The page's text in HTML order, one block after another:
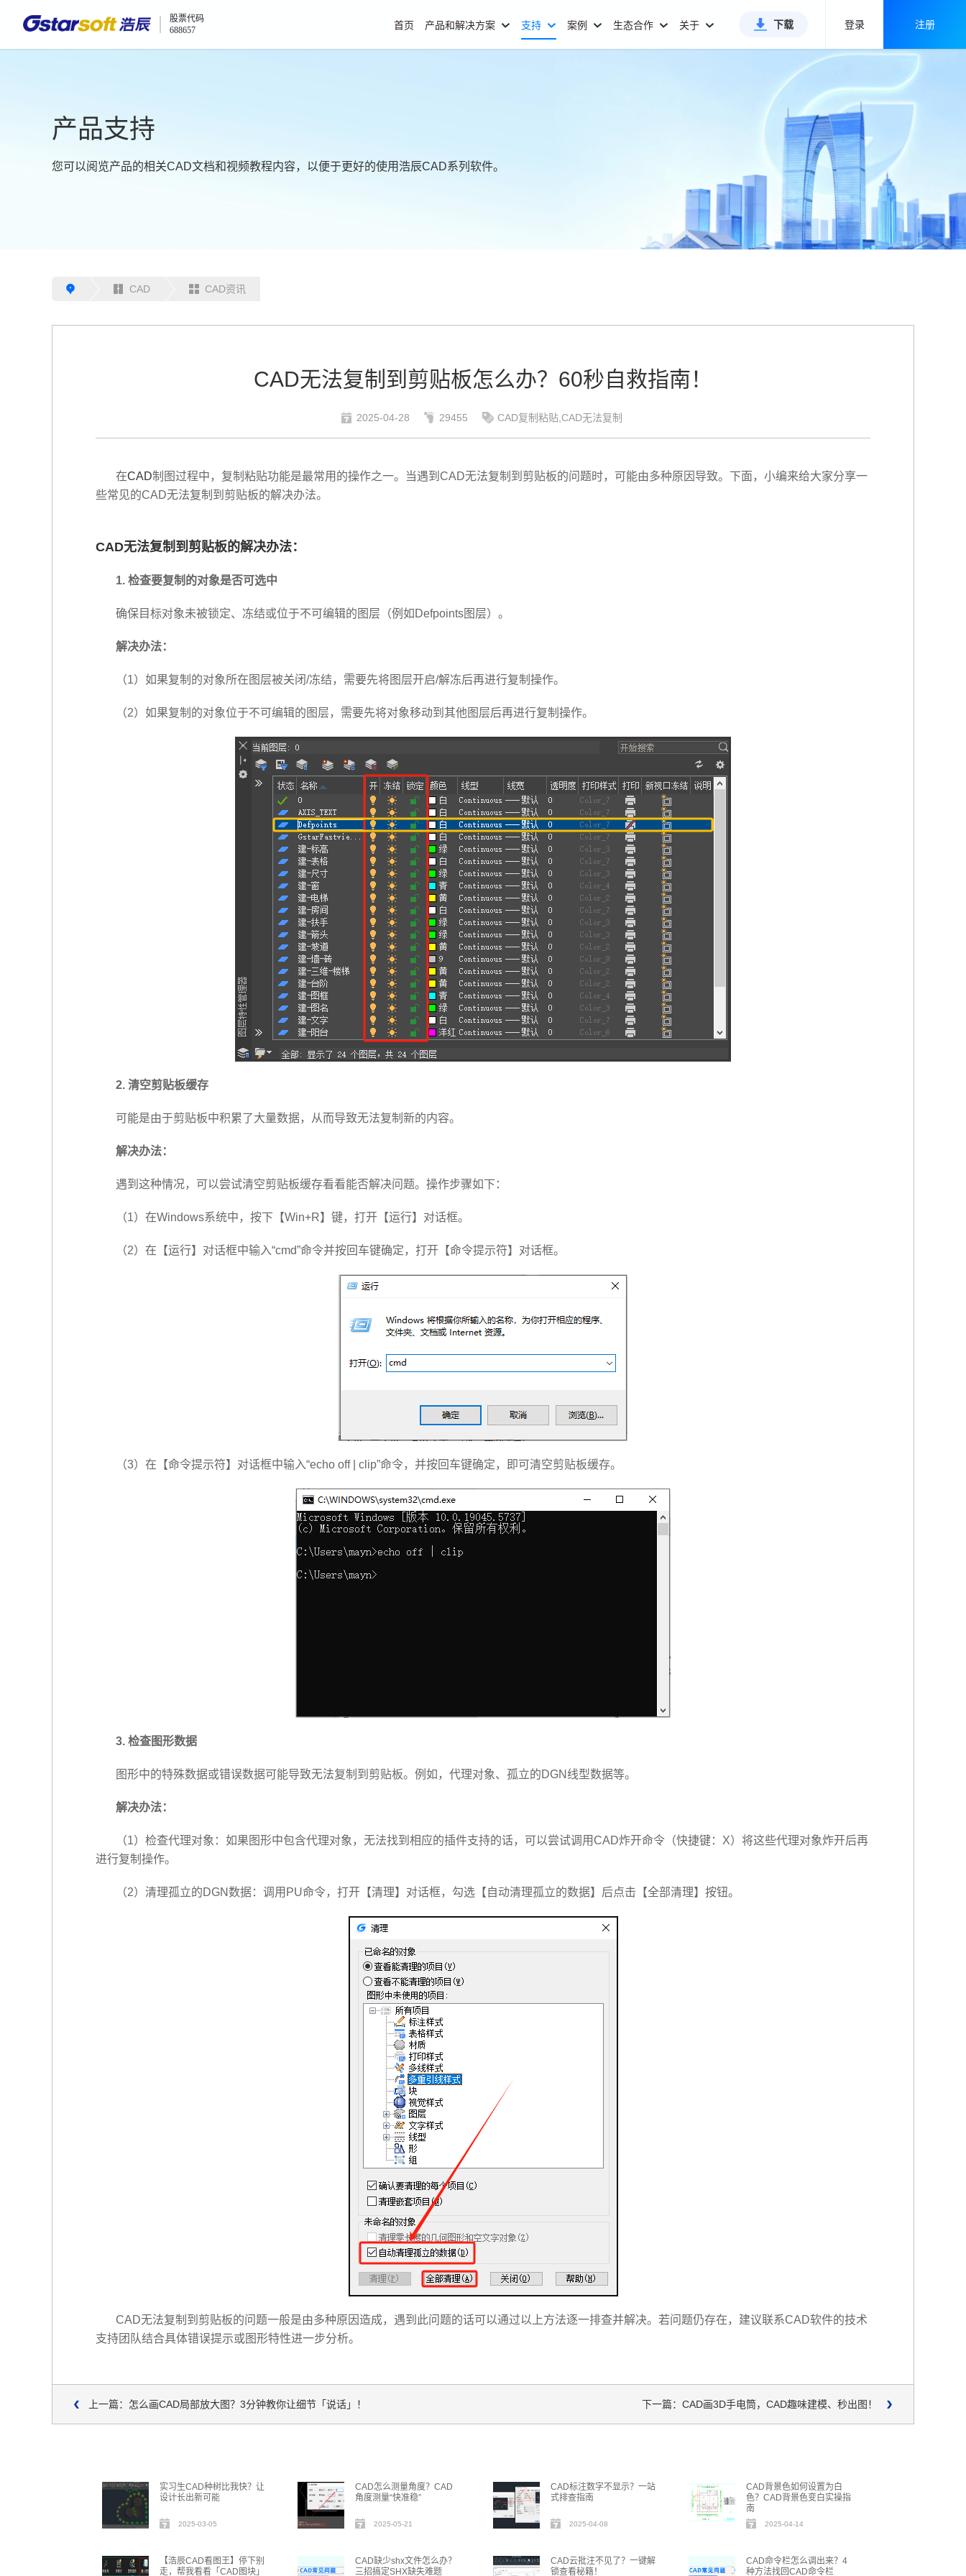
股票代码
688657
首页 产品和解决方案 支持 案例 生态合作 关于 下载 登录 注册
产品支持
您可以阅览产品的相关CAD文档和视频教程内容，以便于更好的使用浩辰CAD系列软件。
CAD CAD资讯
CAD无法复制到剪贴板怎么办？60秒自救指南！
2025-04-28 29455 CAD复制粘贴,CAD无法复制
在CAD制图过程中，复制粘贴功能是最常用的操作之一。当遇到CAD无法复制到剪贴板的问题时，可能由多种原因导致。下面，小编来给大家分享一
些常见的CAD无法复制到剪贴板的解决办法。
CAD无法复制到剪贴板的解决办法：
1. 检查要复制的对象是否可选中
确保目标对象未被锁定、冻结或位于不可编辑的图层（例如Defpoints图层）。
解决办法：
（1）如果复制的对象所在图层被关闭/冻结，需要先将图层开启/解冻后再进行复制操作。
（2）如果复制的对象位于不可编辑的图层，需要先将对象移动到其他图层后再进行复制操作。
2. 清空剪贴板缓存
可能是由于剪贴板中积累了大量数据，从而导致无法复制新的内容。
解决办法：
遇到这种情况，可以尝试清空剪贴板缓存看看能否解决问题。操作步骤如下：
（1）在Windows系统中，按下【Win+R】键，打开【运行】对话框。
（2）在【运行】对话框中输入“cmd”命令并按回车键确定，打开【命令提示符】对话框。
（3）在【命令提示符】对话框中输入“echo off | clip”命令，并按回车键确定，即可清空剪贴板缓存。
3. 检查图形数据
图形中的特殊数据或错误数据可能导致无法复制到剪贴板。例如，代理对象、孤立的DGN线型数据等。
解决办法：
（1）检查代理对象：如果图形中包含代理对象，无法找到相应的插件支持的话，可以尝试调用CAD炸开命令（快捷键：X）将这些代理对象炸开后再
进行复制操作。
（2）清理孤立的DGN数据：调用PU命令，打开【清理】对话框，勾选【自动清理孤立的数据】后点击【全部清理】按钮。
CAD无法复制到剪贴板的问题一般是由多种原因造成，遇到此问题的话可以通过以上方法逐一排查并解决。若问题仍存在，建议联系CAD软件的技术
支持团队结合具体错误提示或图形特性进一步分析。
上一篇：怎么画CAD局部放大图？3分钟教你让细节「说话」！ 下一篇：CAD画3D手电筒，CAD趣味建模、秒出图！
实习生CAD种树比我快？让
设计长出新可能
2025-03-05
CAD怎么测量角度？CAD
角度测量“快准稳”
2025-05-21
CAD标注数字不显示？一站
式排查指南
2025-04-08
CAD背景色如何设置为白
色？CAD背景色变白实操指
南
2025-04-14
【浩辰CAD看图王】停下别
走，帮我看看「CAD图块」
CAD缺少shx文件怎么办？
三招搞定SHX缺失难题
CAD云批注不见了？一键解
锁查看秘籍！
CAD命令栏怎么调出来？4
种方法找回CAD命令栏